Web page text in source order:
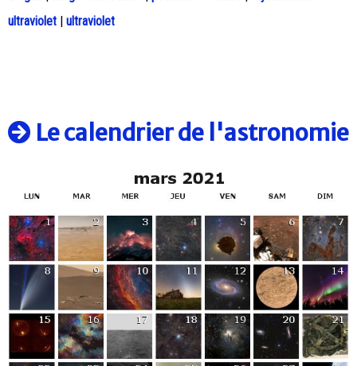
ultraviolet | ultraviolet
Le calendrier de l'astronomie